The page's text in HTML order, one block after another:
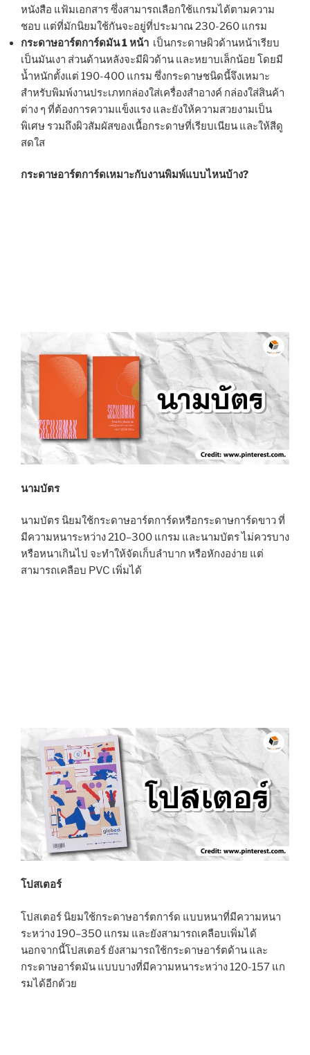
หนังสือ แฟ้มเอกสาร ซึ่งสามารถเลือกใช้แกรมได้ตามความ
ชอบ แต่ที่มักนิยมใช้กันจะอยู่ที่ประมาณ 230-260 แกรม
กระดาษอาร์ตการ์ดมัน 1 หน้า เป็นกระดาษผิวด้านหน้าเรียบ
เป็นมันเงา ส่วนด้านหลังจะมีผิวด้าน และหยาบเล็กน้อย โดยมี
น้ำหนักตั้งแต่ 190-400 แกรม ซึ่งกระดาษชนิดนี้จึงเหมาะ
สำหรับพิมพ์งานประเภทกล่องใส่เครื่องสำอางค์ กล่องใส่สินค้า
ต่าง ๆ ที่ต้องการความแข็งแรง และยังให้ความสวยงามเป็น
พิเศษ รวมถึงผิวสัมผัสของเนื้อกระดาษที่เรียบเนียน และให้สีดู
สดใส
กระดาษอาร์ตการ์ดเหมาะกับงานพิมพ์แบบไหนบ้าง?
นามบัตร
นามบัตร นิยมใช้กระดาษอาร์ตการ์ดหรือกระดาษการ์ดขาว ที่
มีความหนาระหว่าง 210–300 แกรม และนามบัตร ไม่ควรบาง
หรือหนาเกินไป จะทำให้จัดเก็บลำบาก หรือหักงอง่าย แต่
สามารถเคลือบ PVC เพิ่มได้
โปสเตอร์
โปสเตอร์ นิยมใช้กระดาษอาร์ตการ์ด แบบหนาที่มีความหนา
ระหว่าง 190–350 แกรม และยังสามารถเคลือบเพิ่มได้
นอกจากนี้โปสเตอร์ ยังสามารถใช้กระดาษอาร์ตด้าน และ
กระดาษอาร์ตมัน แบบบางที่มีความหนาระหว่าง 120-157 แก
รมได้อีกด้วย